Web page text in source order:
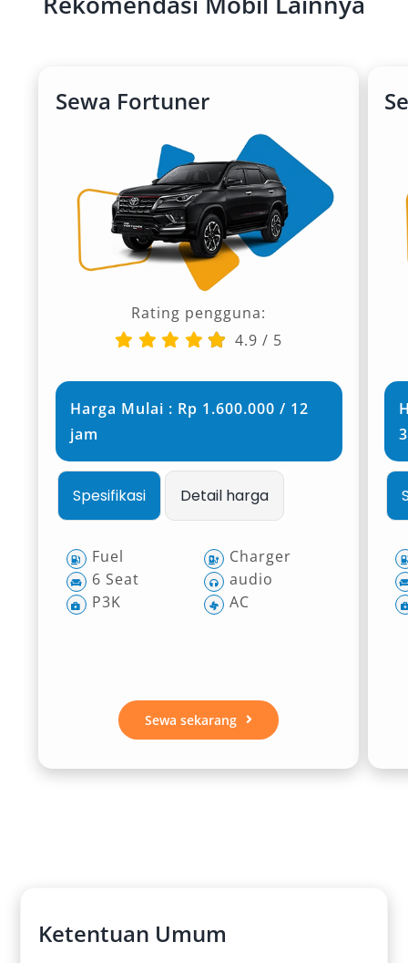
Sewa Fortuner
Rating pengguna:
4.9 / 5
Harga Mulai : Rp 1.600.000 / 12
jam
Spesifikasi Detail harga
Fuel
6 Seat
P3K
Charger
audio
AC
Sewa sekarang
Ketentuan Umum